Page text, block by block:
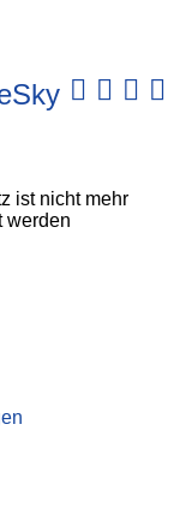
ist nicht mehr
werden